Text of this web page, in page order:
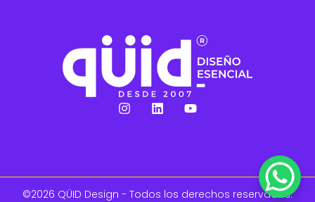
©2026 QÜID Design - Todos los derechos reservados.